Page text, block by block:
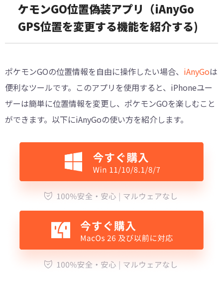
ケモンGO位置偽装アプリ（iAnyGo
GPS位置を変更する機能を紹介する)
ポケモンGOの位置情報を自由に操作したい場合、 iAnyGoは
便利なツールです。このアプリを使用すると、iPhoneユー
ザーは簡単に位置情報を変更し、ポケモンGOを楽しむこと
ができます。以下にiAnyGoの使い方を紹介します。